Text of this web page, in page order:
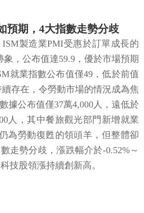
預期，4大指數走勢分歧
製造業PMI受惠於訂單成長的
，公布值達59.9，優於市場預期
就業指數公布值僅49，低於前值
存在，令勞動市場的情況成為焦
據公布值僅37萬4,000人，遠低於
人，其中餐旅觀光部門新增就業
為勞動復甦的領頭羊，但整體卻
走勢分歧，漲跌幅介於-0.52%～
技股領漲持續創新高。